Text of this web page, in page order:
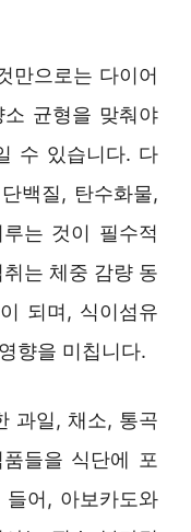
만으로는 다이어
균형을 맞춰야
수 있습니다. 다
백질, 탄수화물,
는 것이 필수적
는 체중 감량 동
되며, 식이섬유
향을 미칩니다.
과일, 채소, 통곡
들을 식단에 포
어, 아보카도와